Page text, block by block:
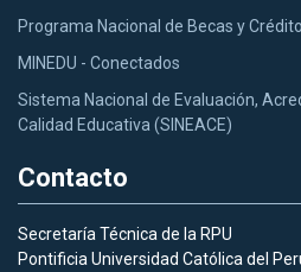
Programa Nacional de Becas y
MINEDU - Conectados
Sistema Nacional de Evaluación,
Calidad Educativa (SINEACE)
Contacto
Secretaría Técnica de la RPU
Pontificia Universidad Católica del